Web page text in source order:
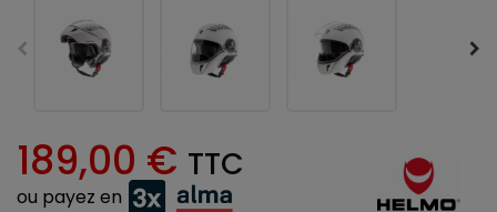
189,00 € TTC
ou payez en